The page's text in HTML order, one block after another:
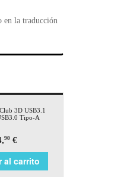
en la traducción
3D USB3.1
Tipo-A
90 €
al carrito